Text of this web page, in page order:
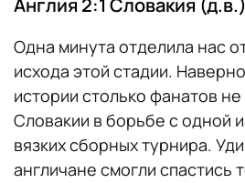
Одна минута отделила нас
исхода этой стадии.
истории столько фанатов
Словакии в борьбе с одной
вязких сборных турнира.
англичане смогли спастись